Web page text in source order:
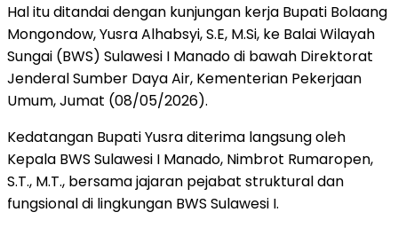
Hal itu ditandai dengan kunjungan kerja Bupati Bolaang
Mongondow, Yusra Alhabsyi, S.E, M.Si, ke Balai Wilayah
Sungai (BWS) Sulawesi I Manado di bawah Direktorat
Jenderal Sumber Daya Air, Kementerian Pekerjaan
Umum, Jumat (08/05/2026).
Kedatangan Bupati Yusra diterima langsung oleh
Kepala BWS Sulawesi I Manado, Nimbrot Rumaropen,
S.T., M.T., bersama jajaran pejabat struktural dan
fungsional di lingkungan BWS Sulawesi I.